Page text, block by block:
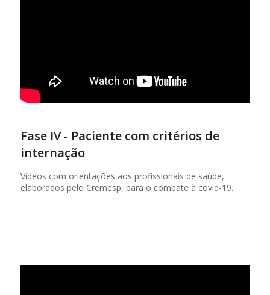
Fase IV - Paciente com critérios de
internação
Videos com orientações aos profissionais de saúde,
elaborados pelo Cremesp, para o combate à covid-19.